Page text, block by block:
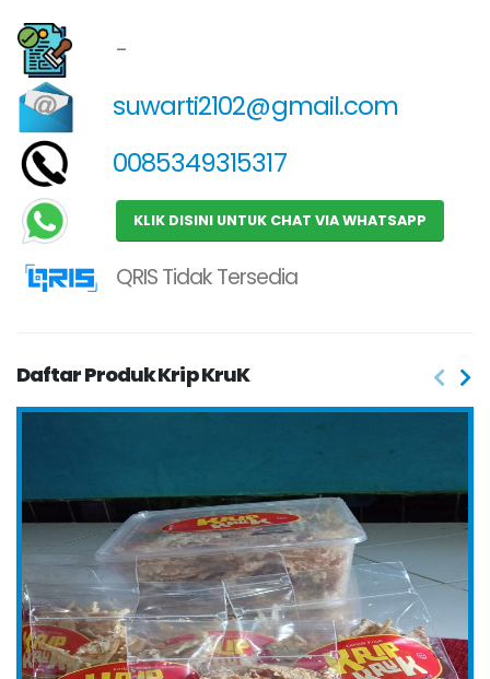
-
suwarti2102@gmail.com
0085349315317
KLIK DISINI UNTUK CHAT VIA WHATSAPP
QRIS Tidak Tersedia
Daftar Produk Krip KruK